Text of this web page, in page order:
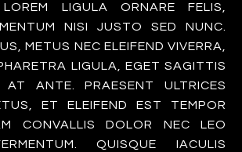
LOREM LIGULA ORNARE FELIS,
NISI JUSTO SED NUNC.
METUS NEC ELEIFEND VIVERRA,
LIGULA, EGET SAGITTIS
ANTE. PRAESENT ULTRICES
ET ELEIFEND EST TEMPOR
CONVALLIS DOLOR NEC LEO
QUISQUE IACULIS